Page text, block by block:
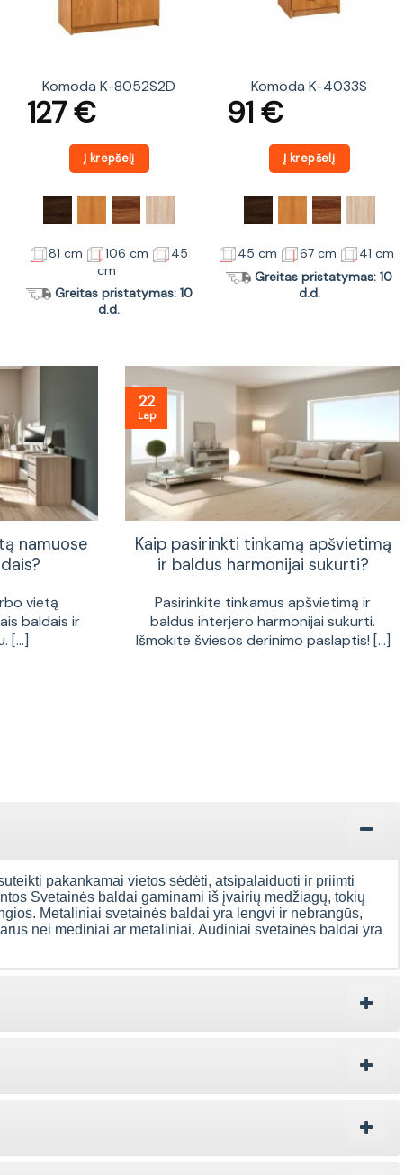
Komoda K-8052S2D
127€
Į krepšelį
81 cm 106 cm
45
cm
Greitas pristatymas: 10
d.d.
Komoda K-4033S
91 €
Į krepšelį
45 cm 67 cm
41 cm
Greitas pristatymas: 10
d.d.
namuose
vietą
baldais ir
[...]
Kaip pasirinkti tinkamą apšvietimą
ir baldus harmonijai sukurti?
Pasirinkite tinkamus apšvietimą ir
baldus interjero harmonijai sukurti.
Išmokite šviesos derinimo paslaptis! [...]
22
Lap
pakankamai vietos sėdėti, atsipalaiduoti ir priimti
Svetainės baldai gaminami iš įvairių medžiagų, tokių
Metaliniai svetainės baldai yra lengvi ir nebrangūs,
nei mediniai ar metaliniai. Audiniai svetainės baldai yra